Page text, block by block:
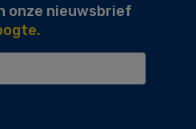
onze nieuwsbrief